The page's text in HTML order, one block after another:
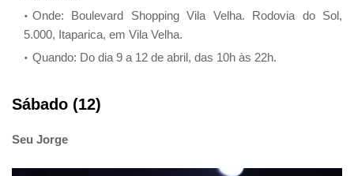
Onde: Boulevard Shopping Vila Velha. Rodovia do Sol,
5.000, Itaparica, em Vila Velha.
Quando: Do dia 9 a 12 de abril, das 10h às 22h.
Sábado (12)
Seu Jorge